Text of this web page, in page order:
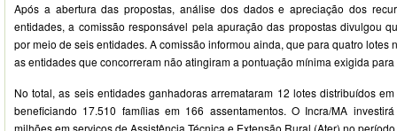
Após a abertura das propostas, análise dos dados e apreciação dos
entidades, a comissão responsável pela apuração das propostas divulgou
por meio de seis entidades. A comissão informou ainda, que para quatro lotes
as entidades que concorreram não atingiram a pontuação mínima exigida
No total, as seis entidades ganhadoras arremataram 12 lotes distribuídos
beneficiando 17.510 famílias em 166 assentamentos. O Incra/MA
milhões em serviços de Assistência Técnica e Extensão Rural (Ater) no